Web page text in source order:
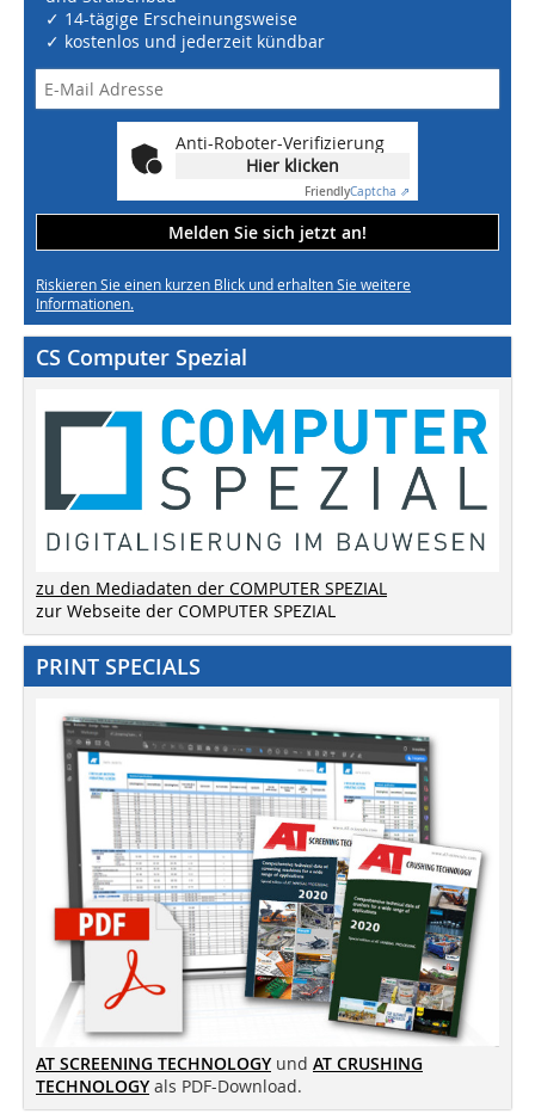
✓ 14-tägige Erscheinungsweise
✓ kostenlos und jederzeit kündbar
Anti-Roboter-Verifizierung
Hier klicken
FriendlyCaptcha ⇗
Melden Sie sich jetzt an!
Riskieren Sie einen kurzen Blick und erhalten Sie weitere
Informationen.
CS Computer Spezial
zu den Mediadaten der COMPUTER SPEZIAL
zur Webseite der COMPUTER SPEZIAL
PRINT SPECIALS
AT SCREENING TECHNOLOGY und AT CRUSHING
TECHNOLOGY als PDF-Download.